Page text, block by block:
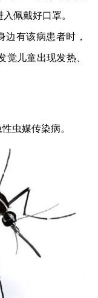
佩戴好口罩。
有该病患者时，
觉儿童出现发热、
虫媒传染病。